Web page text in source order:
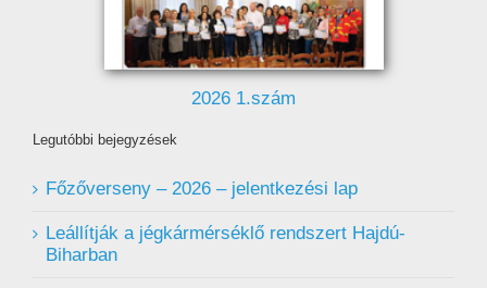
2026 1.szám
Legutóbbi bejegyzések
Főzőverseny – 2026 – jelentkezési lap
Leállítják a jégkármérséklő rendszert Hajdú-
Biharban